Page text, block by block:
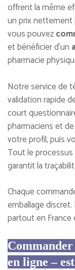
offrent la même
un prix nettement
vous pouvez
et bénéficier d’un
pharmacie
Notre service de
validation rapide
court
pharmaciens et
votre profil, puis
Tout le
garantit la
Chaque
emballage
partout en
en ligne –